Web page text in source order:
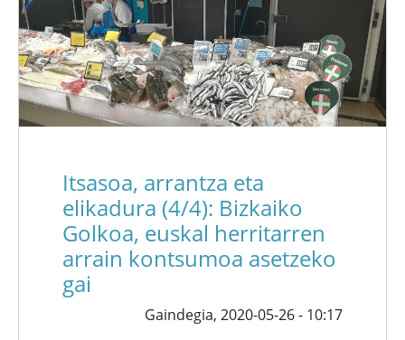
Itsasoa, arrantza eta
elikadura (4/4): Bizkaiko
Golkoa, euskal herritarren
arrain kontsumoa asetzeko
gai
Gaindegia, 2020-05-26 - 10:17